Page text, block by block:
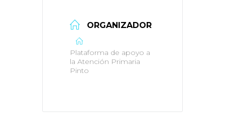
ORGANIZADOR
Plataforma de apoyo a
la Atención Primaria
Pinto